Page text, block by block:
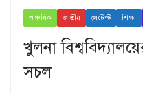
আঞ্চলিক জাতীয় লেটেস্ট শিক্ষা
খুলনা
সচল